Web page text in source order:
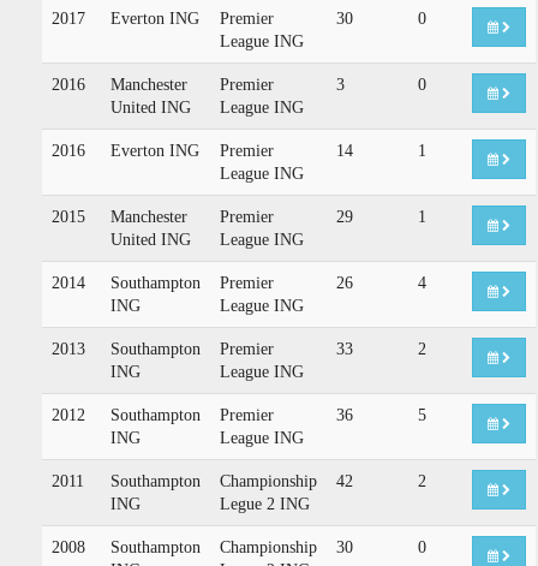
2017 Everton ING
Premier
League ING
30 0
2016
Manchester
United ING
Premier
League ING
3 0
2016 Everton ING
Premier
League ING
14 1
2015
Manchester
United ING
Premier
League ING
29 1
2014
Southampton
ING
Premier
League ING
26 4
2013
Southampton
ING
Premier
League ING
33 2
2012
Southampton
ING
Premier
League ING
36 5
2011
Southampton
ING
Championship
Legue 2 ING
42 2
2008
Southampton
Championship
30 0